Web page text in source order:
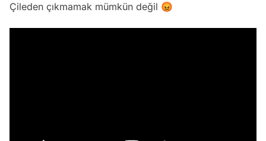
Çileden çıkmamak mümkün değil 😡